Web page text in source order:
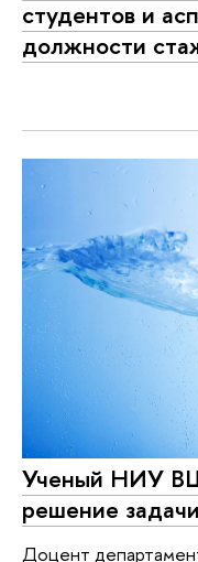
студентов и
должности
Ученый НИУ
решение
Доцент